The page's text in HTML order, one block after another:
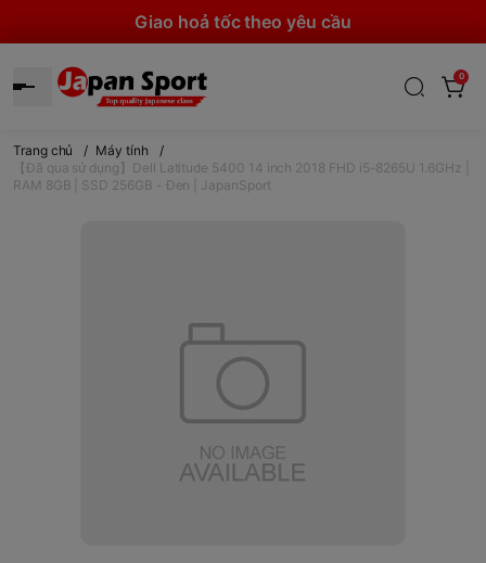
Giao hoả tốc theo yêu cầu
0
Trang chủ / Máy tính
/
【Đã qua sử dụng】Dell Latitude 5400 14 inch 2018 FHD i5-8265U 1.6GHz |
RAM 8GB | SSD 256GB - Đen | JapanSport